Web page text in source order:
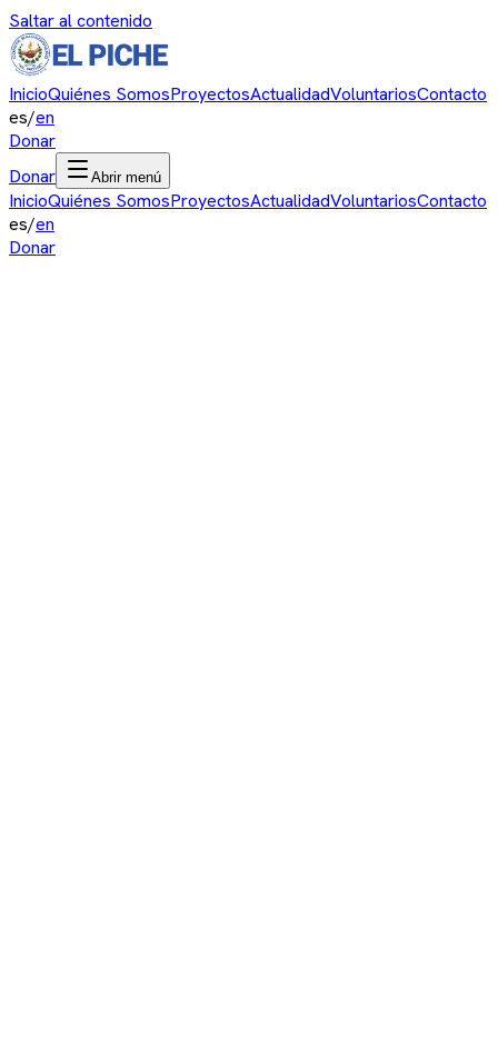
Saltar al contenido
InicioQuiénes SomosProyectosActualidadVoluntariosContacto
es/en
Donar
Donar
Abrir menú
InicioQuiénes SomosProyectosActualidadVoluntariosContacto
es/en
Donar